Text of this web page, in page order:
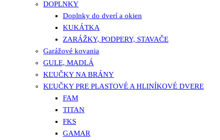
DOPLNKY
Doplnky do dverí a okien
KUKÁTKA
ZARÁŽKY, PODPERY, STAVAČE
Garážové kovania
GULE, MADLÁ
KĽUČKY NA BRÁNY
KĽUČKY PRE PLASTOVÉ A HLINÍKOVÉ DVERE
FAM
TITAN
FKS
GAMAR